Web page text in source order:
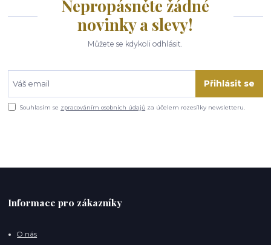
Nepropásněte žádné
novinky a slevy!
Můžete se kdykoli odhlásit.
Přihlásit se
Souhlasím se zpracováním osobních údajů za účelem rozesílky newsletteru.
Informace pro zákazníky
O nás